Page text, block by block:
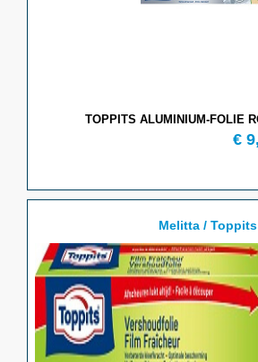
TOPPITS ALUMINIUM-FOLIE
€
Melitta / Toppits